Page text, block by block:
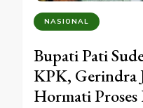
NASIONAL
Bupati Pati
KPK, Gerindra
Hormati